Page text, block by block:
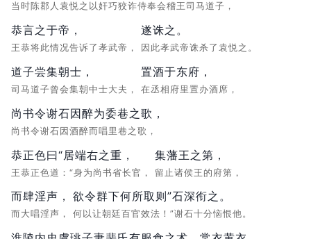
当时陈郡人袁悦之以奸巧狡诈侍奉会稽王司马道子，
恭言之于帝，
王恭将此情况告诉了孝武帝，
遂诛之。
因此孝武帝诛杀了袁悦之。
道子尝集朝士，
司马道子曾会集朝中士大夫，
置酒于东府，
在丞相府里置办酒席，
尚书令谢石因醉为委巷之歌，
尚书令谢石因酒醉而唱里巷之歌，
恭正色曰“居端右之重，
王恭正色道：“身为尚书省长官，
集藩王之第，
留止诸侯王的府第，
而肆淫声，
而大唱淫声，
欲令群下何所取则”石深衔之。
何以让朝廷百官效法！”谢石十分恼恨他。